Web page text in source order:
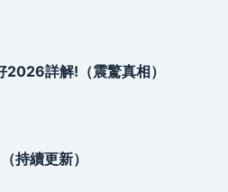
詳解!（震驚真相）
持續更新）